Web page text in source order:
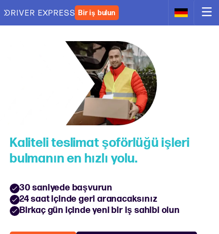
Bir iş bulun
Kaliteli teslimat şoförlüğü işleri
bulmanın en hızlı yolu.
30 saniyede başvurun
24 saat içinde geri aranacaksınız
Birkaç gün içinde yeni bir iş sahibi olun